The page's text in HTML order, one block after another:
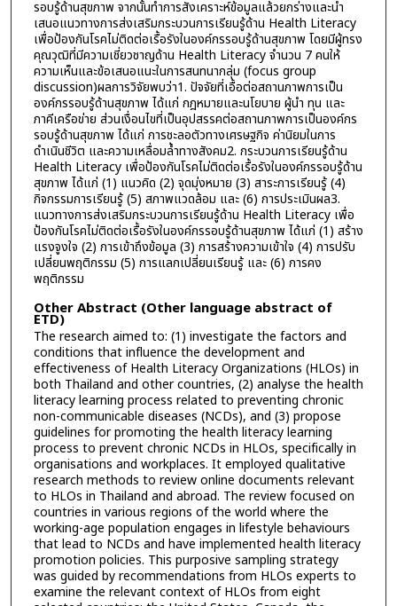
รอบรู้ด้านสุขภาพ จากนั้นทำการสังเคราะห์ข้อมูลแล้วยกร่างและนำ
เสนอแนวทางการส่งเสริมกระบวนการเรียนรู้ด้าน Health Literacy
เพื่อป้องกันโรคไม่ติดต่อเรื้อรังในองค์กรรอบรู้ด้านสุขภาพ โดยมีผู้ทรง
คุณวุฒิที่มีความเชี่ยวชาญด้าน Health Literacy จำนวน 7 คนให้
ความเห็นและข้อเสนอแนะในการสนทนากลุ่ม (focus group
discussion)ผลการวิจัยพบว่า1. ปัจจัยที่เอื้อต่อสถานภาพการเป็น
องค์กรรอบรู้ด้านสุขภาพ ได้แก่ กฎหมายและนโยบาย ผู้นำ ทุน และ
ภาคีเครือข่าย ส่วนเงื่อนไขที่เป็นอุปสรรคต่อสถานภาพการเป็นองค์กร
รอบรู้ด้านสุขภาพ ได้แก่ การชะลอตัวทางเศรษฐกิจ ค่านิยมในการ
ดำเนินชีวิต และความเหลื่อมล้ำทางสังคม2. กระบวนการเรียนรู้ด้าน
Health Literacy เพื่อป้องกันโรคไม่ติดต่อเรื้อรังในองค์กรรอบรู้ด้าน
สุขภาพ ได้แก่ (1) แนวคิด (2) จุดมุ่งหมาย (3) สาระการเรียนรู้ (4)
กิจกรรมการเรียนรู้ (5) สภาพแวดล้อม และ (6) การประเมินผล3.
แนวทางการส่งเสริมกระบวนการเรียนรู้ด้าน Health Literacy เพื่อ
ป้องกันโรคไม่ติดต่อเรื้อรังในองค์กรรอบรู้ด้านสุขภาพ ได้แก่ (1) สร้าง
แรงจูงใจ (2) การเข้าถึงข้อมูล (3) การสร้างความเข้าใจ (4) การปรับ
เปลี่ยนพฤติกรรม (5) การแลกเปลี่ยนเรียนรู้ และ (6) การคง
พฤติกรรม
Other Abstract (Other language abstract of
ETD)
The research aimed to: (1) investigate the factors and
conditions that influence the development and
effectiveness of Health Literacy Organizations (HLOs) in
both Thailand and other countries, (2) analyse the health
literacy learning process related to preventing chronic
non-communicable diseases (NCDs), and (3) propose
guidelines for promoting the health literacy learning
process to prevent chronic NCDs in HLOs, specifically in
organisations and workplaces. It employed qualitative
research methods to review online documents relevant
to HLOs in Thailand and abroad. The review focused on
countries in various regions of the world where the
working-age population engages in lifestyle behaviours
that lead to NCDs and have implemented health literacy
promotion policies. This purposive sampling strategy
was guided by recommendations from HLOs experts to
examine the relevant context of HLOs from eight